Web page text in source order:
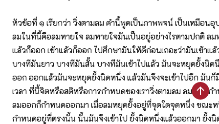
หัวข้อที่ ๑ เรียกว่า วิ่งตามลม คำนี้พูดเป็นภาพพจน์ เป็นเหมือนอุ
ลมในที่นี้คือลมหายใจ ลมหายใจมันเป็นอยู่อย่างไรตามปกติ ลม
แล้วก็ออก เข้าแล้วก็ออก ไปศึกษามันให้ดีก่อนเถอะว่ามันเข้าแล้
บางทีมันยาว บางทีมันสั้น บางทีมันเข้าไปแล้ว มันจะหยุดยั้งนิด
ออก ออกแล้วมันจะหยุดยั้งนิดหนึ่ง แล้วมันจึงจะเข้าไปอีก มันก็
เวลา ที่นี้จิตหรือสติหรือการกำหนดของเราวิ่งตามลม ลมเข้าก็ก
ลมออกก็กำหนดออกมา เมื่อลมหยุดยั้งอยู่ที่จุดใดจุดหนึ่ง ขณะ
กำหนดอยู่ที่ตรงนั้น นั้นมันจึงเข้าไป ยั้งนิดหนึ่งแล้วออกมา ยั้งนิ